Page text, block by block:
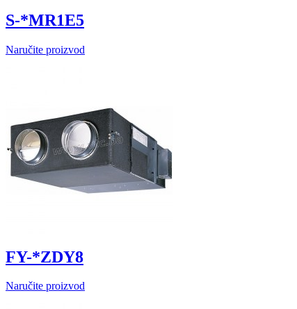
S-*MR1E5
Naručite proizvod
FY-*ZDY8
Naručite proizvod